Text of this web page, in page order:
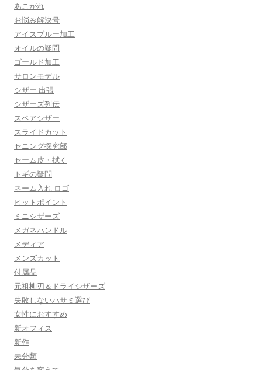
あこがれ
お悩み解決号
アイスブルー加工
オイルの疑問
ゴールド加工
サロンモデル
シザー 出張
シザーズ列伝
スペアシザー
スライドカット
セニング探究部
セーム皮・拭く
トギの疑問
ネーム入れ ロゴ
ヒットポイント
ミニシザーズ
メガネハンドル
メディア
メンズカット
付属品
元祖柳刃＆ドライシザーズ
失敗しないハサミ選び
女性におすすめ
新オフィス
新作
未分類